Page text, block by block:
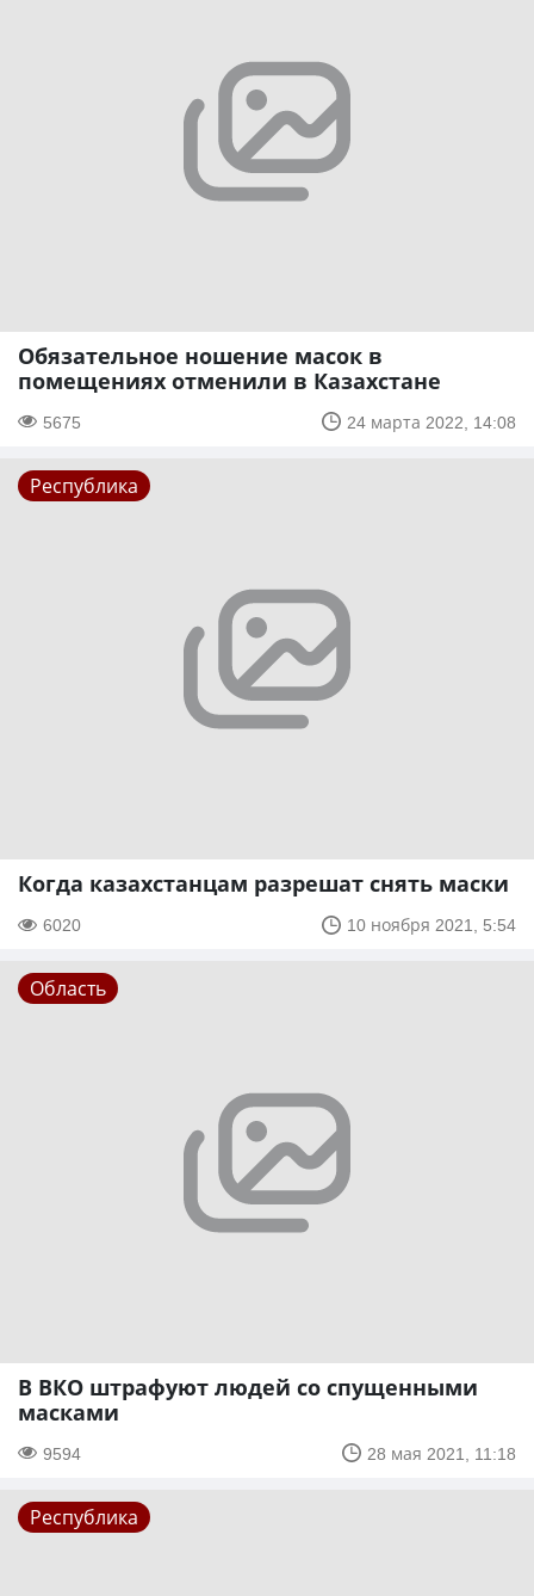
Обязательное ношение масок в
помещениях отменили в Казахстане
5675 24 марта 2022, 14:08
Республика
Когда казахстанцам разрешат снять маски
6020 10 ноября 2021, 5:54
Область
В ВКО штрафуют людей со спущенными
масками
9594 28 мая 2021, 11:18
Республика